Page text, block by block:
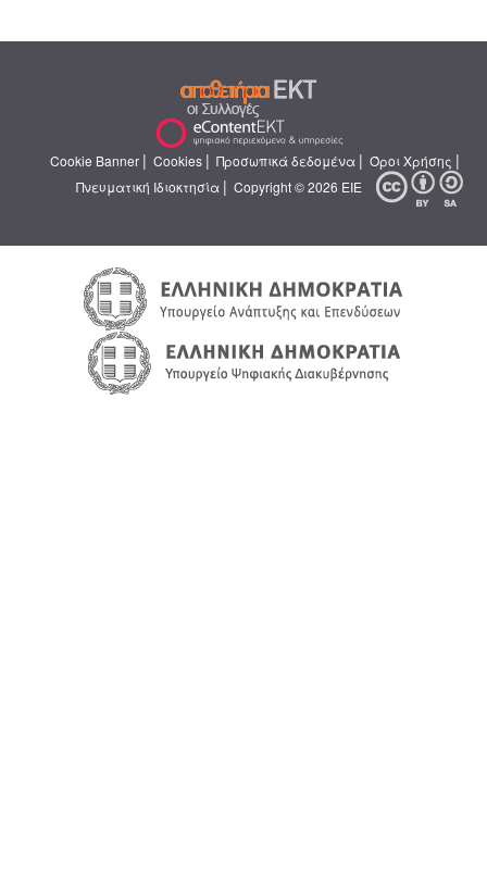
Cookie Banner | Cookies | Προσωπικά δεδομένα | Όροι Χρήσης |
Πνευματική Ιδιοκτησία | Copyright © 2026 ΕΙΕ